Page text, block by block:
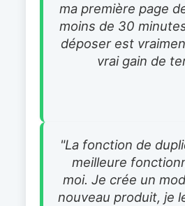
ma première page
moins de 30
déposer est
vrai gain de
"La fonction de
meilleure
moi. Je crée un
nouveau produit, je